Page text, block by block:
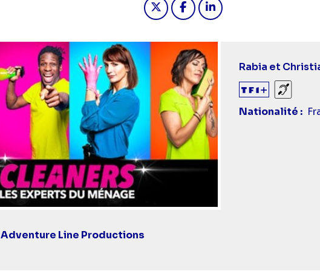
Titre
épisode
Rabia et
Sourds
Nationalité
Adventure Line Productions